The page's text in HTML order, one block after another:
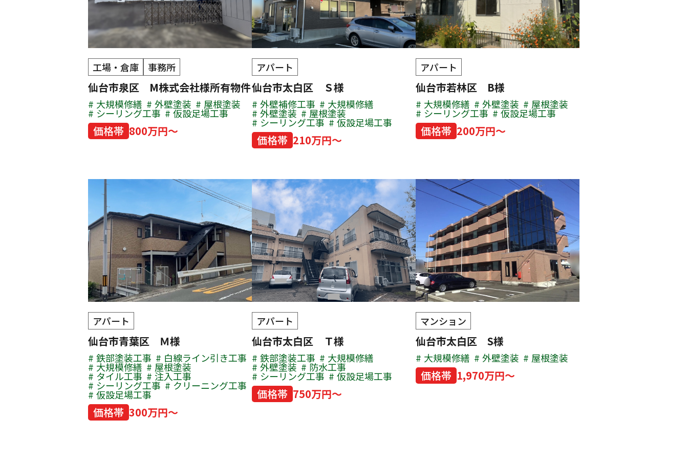
工場・倉庫 事務所
仙台市泉区 M株式会社様所有物件
大規模修繕 外壁塗装 屋根塗装
シーリング工事 仮設足場工事
価格帯 800万円～
アパート
仙台市太白区 Ｓ様
外壁補修工事 大規模修繕
外壁塗装 屋根塗装
シーリング工事 仮設足場工事
価格帯 210万円～
アパート
仙台市若林区 B様
大規模修繕 外壁塗装 屋根塗装
シーリング工事 仮設足場工事
価格帯 200万円～
アパート
仙台市青葉区 Ｍ様
鉄部塗装工事 白線ライン引き工事
大規模修繕 屋根塗装
タイル工事 注入工事
シーリング工事 クリーニング工事
仮設足場工事
価格帯 300万円～
アパート
仙台市太白区 Ｔ様
鉄部塗装工事 大規模修繕
外壁塗装 防水工事
シーリング工事 仮設足場工事
価格帯 750万円～
マンション
仙台市太白区 S様
大規模修繕 外壁塗装 屋根塗装
価格帯 1,970万円～